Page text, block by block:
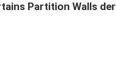
Partition Walls der